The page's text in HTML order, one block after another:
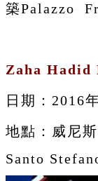
築Palazzo
Zaha
日期：2016
地點：威尼
Santo